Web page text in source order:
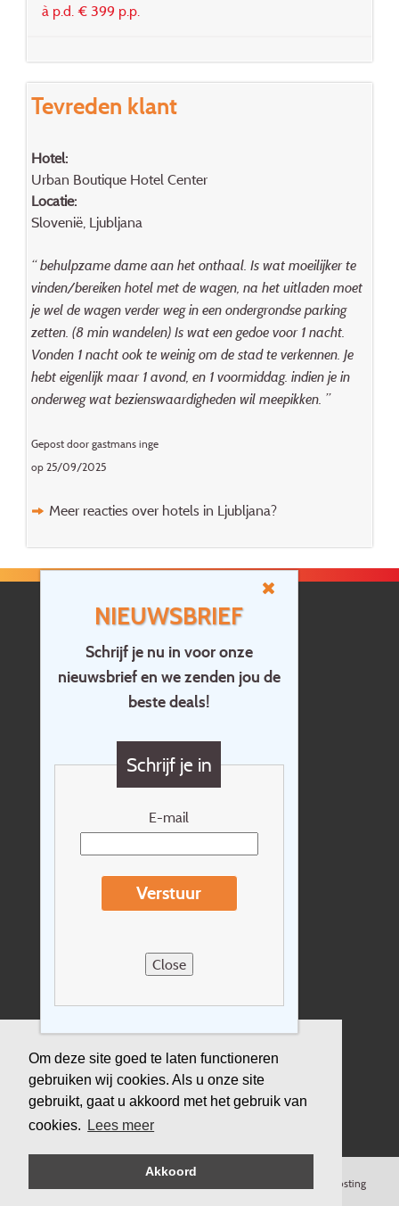
Om deze site goed te laten functioneren
gebruiken wij cookies. Als u onze site
gebruikt, gaat u akkoord met het gebruik van
cookies.
Lees meer
Akkoord
NIEUWSBRIEF
Schrijf je nu in voor onze
nieuwsbrief en we zenden jou de
beste deals!
Schrijf je in
E-mail
Verstuur
Close
à p.d. € 399 p.p.
Tevreden klant
Hotel:
Urban Boutique Hotel Center
Locatie:
Slovenië, Ljubljana
“ behulpzame dame aan het onthaal. Is wat moeilijker te
vinden/bereiken hotel met de wagen, na het uitladen moet
je wel de wagen verder weg in een ondergrondse parking
zetten. (8 min wandelen) Is wat een gedoe voor 1 nacht.
Vonden 1 nacht ook te weinig om de stad te verkennen. Je
hebt eigenlijk maar 1 avond, en 1 voormiddag. indien je in
onderweg wat bezienswaardigheden wil meepikken. ”
Gepost door gastmans inge
op 25/09/2025
Meer reacties over hotels in Ljubljana?
Home
Contact
Vragen?
Cadeaubon
Nieuwsbrief
Reisvoorwaarden
Sitemap
Verzekering
Duurzaamheid
Cloud hosting